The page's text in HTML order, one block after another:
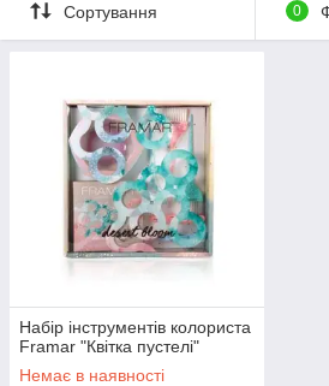
Сортування 0
Набір інструментів колориста
Framar "Квітка пустелі"
Немає в наявності